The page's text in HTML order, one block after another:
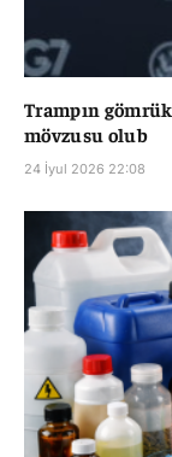
Trampın
mövzusu olub
24 İyul 2026 22:08